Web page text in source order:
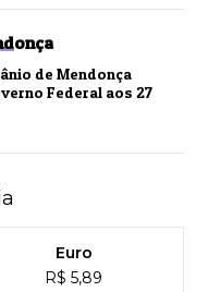
de Mendonça
Federal aos 27
Euro
R$ 5,89